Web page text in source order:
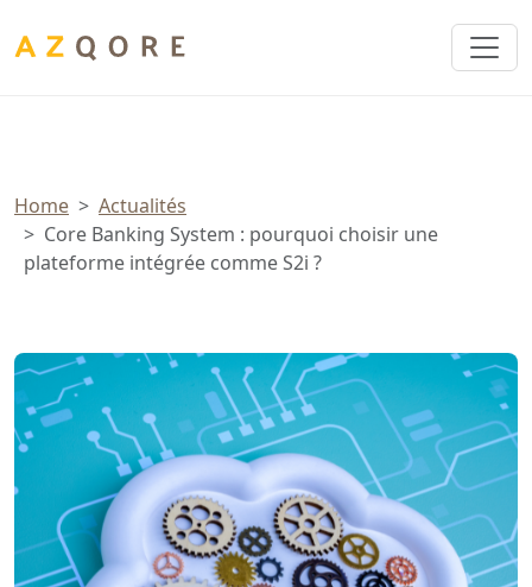
Home
Actualités
Core Banking System : pourquoi choisir une
plateforme intégrée comme S2i ?